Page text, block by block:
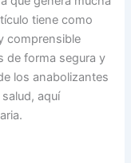
tiene como
comprensible
de forma segura y
los anabolizantes
aquí